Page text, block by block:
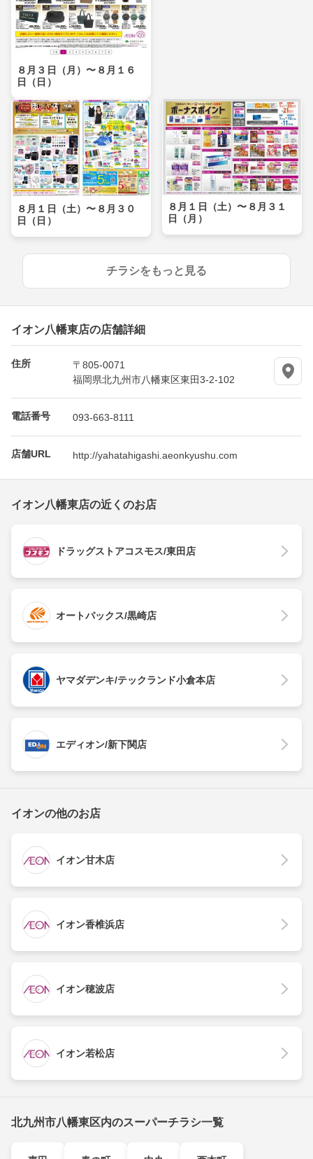
８月３日（月）〜８月１６
日（日）
８月１日（土）〜８月３０
日（日）
８月１日（土）〜８月３１
日（月）
チラシをもっと見る
イオン八幡東店の店舗詳細
住所
〒805-0071
福岡県北九州市八幡東区東田3-2-102
電話番号 093-663-8111
店舗URL http://yahatahigashi.aeonkyushu.com
イオン八幡東店の近くのお店
ドラッグストアコスモス/東田店
オートバックス/黒崎店
ヤマダデンキ/テックランド小倉本店
エディオン/新下関店
イオンの他のお店
イオン甘木店
イオン香椎浜店
イオン穂波店
イオン若松店
北九州市八幡東区内のスーパーチラシ一覧